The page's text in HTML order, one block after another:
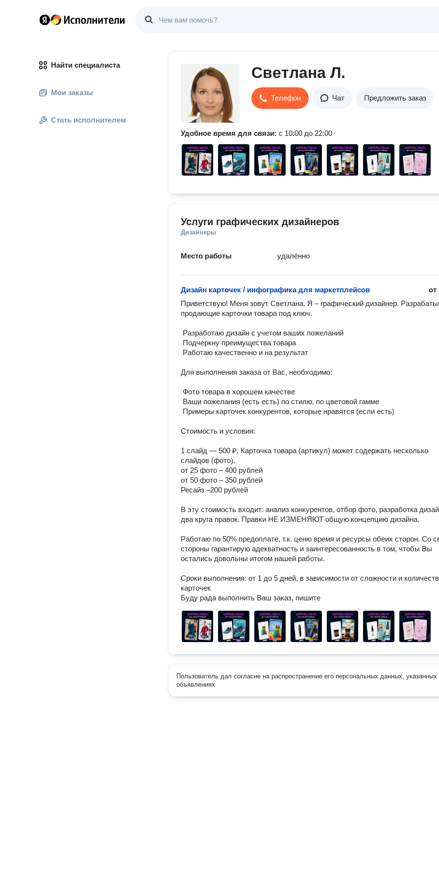
Найти специалиста
Мои заказы
Стать исполнителем
Светлана Л.
Телефон Чат Предложить заказ
Удобное время для связи: с 10:00 до 22:00
Услуги графических дизайнеров
Дизайнеры
Место работы удалённо
от
Дизайн карточек / инфографика для маркетплейсов
Приветствую! Меня зовут Светлана. Я – графический дизайнер.
продающие карточки товара под ключ.
️ Разработаю дизайн с учетом ваших пожеланий
️ Подчеркну преимущества товара
️ Работаю качественно и на результат
Для выполнения заказа от Вас, необходимо:
️ Фото товара в хорошем качестве
️ Ваши пожелания (есть есть) по стилю, по цветовой гамме
️ Примеры карточек конкурентов, которые нравятся (если есть)
Стоимость и условия:
1 слайд — 500 ₽. Карточка товара (артикул) может содержать несколько
слайдов (фото).
от 25 фото – 400 рублей
от 50 фото – 350 рублей
Ресайз –200 рублей
В эту стоимость входит: анализ конкурентов, отбор фото, разработка
два круга правок. Правки НЕ ИЗМЕНЯЮТ общую концепцию дизайна.
Работаю по 50% предоплате, т.к. ценю время и ресурсы обеих сторон. Со
стороны гарантирую адекватность и заинтересованность в том, чтобы Вы
остались довольны итогом нашей работы.
Сроки выполнения: от 1 до 5 дней, в зависимости от сложности и
карточек
Пользователь дал согласие на распространение его персональных данных, указанных
объявлениях